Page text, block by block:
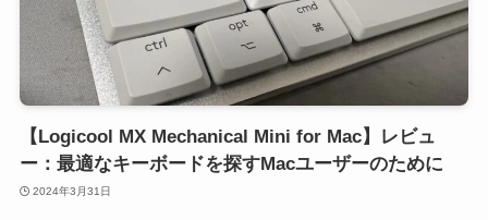
【Logicool MX Mechanical Mini for Mac】レビュ
ー：最適なキーボードを探すMacユーザーのために
2024年3月31日